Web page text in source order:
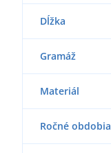
Dĺžka
Gramáž
Materiál
Ročné obdobia